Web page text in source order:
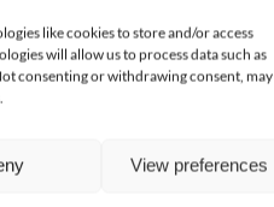
like cookies to store and/or access
will allow us to process data such as
consenting or withdrawing consent, may
View preferences
Relaterte